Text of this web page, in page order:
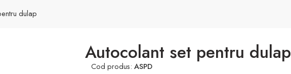
dulap
Autocolant set pentru dulap
Cod produs: ASPD